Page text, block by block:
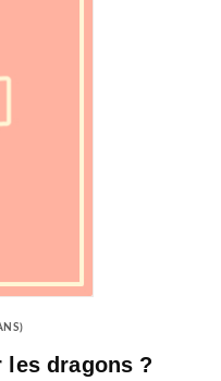
les dragons ?